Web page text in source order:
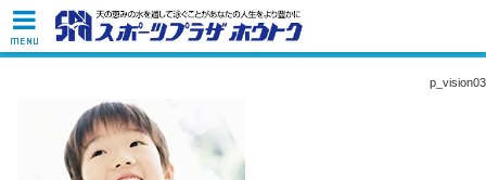
p_vision03
MENU